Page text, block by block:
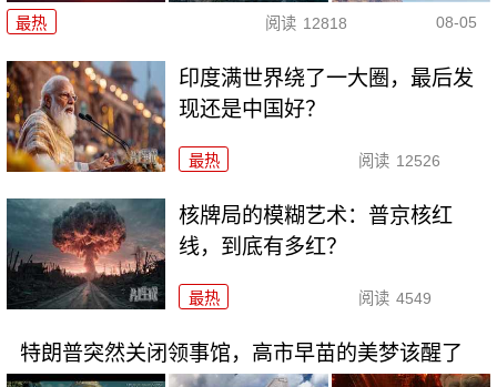
最热 阅读 12818 08-05
印度满世界绕了一大圈，最后发
现还是中国好？
最热 阅读 12526
核牌局的模糊艺术：普京核红
线，到底有多红？
最热 阅读 4549
特朗普突然关闭领事馆，高市早苗的美梦该醒了